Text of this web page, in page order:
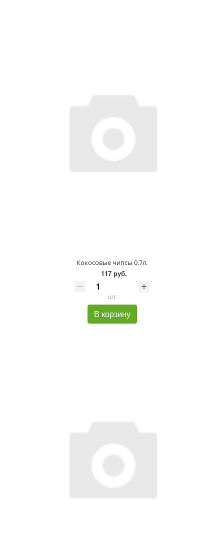
Кокосовые чипсы 0,7л.
117 руб.
шт
В корзину